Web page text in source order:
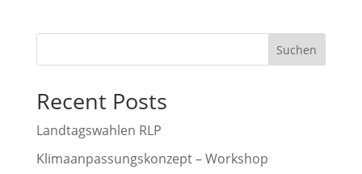
Suchen
Recent Posts
Landtagswahlen RLP
Klimaanpassungskonzept – Workshop